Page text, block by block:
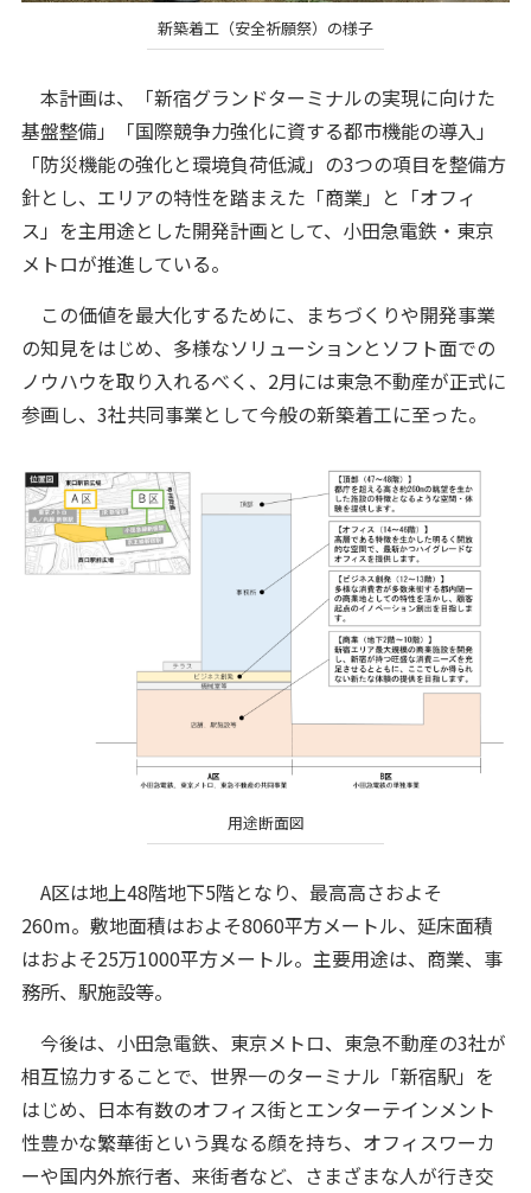
新築着工（安全祈願祭）の様子
本計画は、「新宿グランドターミナルの実現に向けた
基盤整備」「国際競争力強化に資する都市機能の導入」
「防災機能の強化と環境負荷低減」の3つの項目を整備方
針とし、エリアの特性を踏まえた「商業」と「オフィ
ス」を主用途とした開発計画として、小田急電鉄・東京
メトロが推進している。
この価値を最大化するために、まちづくりや開発事業
の知見をはじめ、多様なソリューションとソフト面での
ノウハウを取り入れるべく、2月には東急不動産が正式に
参画し、3社共同事業として今般の新築着工に至った。
用途断面図
A区は地上48階地下5階となり、最高高さおよそ
260m。敷地面積はおよそ8060平方メートル、延床面積
はおよそ25万1000平方メートル。主要用途は、商業、事
務所、駅施設等。
今後は、小田急電鉄、東京メトロ、東急不動産の3社が
相互協力することで、世界一のターミナル「新宿駅」を
はじめ、日本有数のオフィス街とエンターテインメント
性豊かな繁華街という異なる顔を持ち、オフィスワーカ
ーや国内外旅行者、来街者など、さまざまな人が行き交